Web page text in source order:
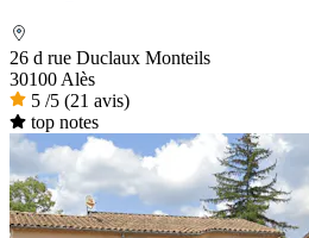
26 d rue Duclaux Monteils
30100 Alès
5 /5 (21 avis)
top notes